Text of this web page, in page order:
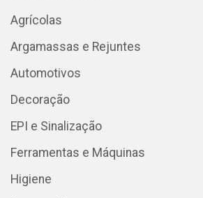
Agrícolas
Argamassas e Rejuntes
Automotivos
Decoração
EPI e Sinalização
Ferramentas e Máquinas
Higiene